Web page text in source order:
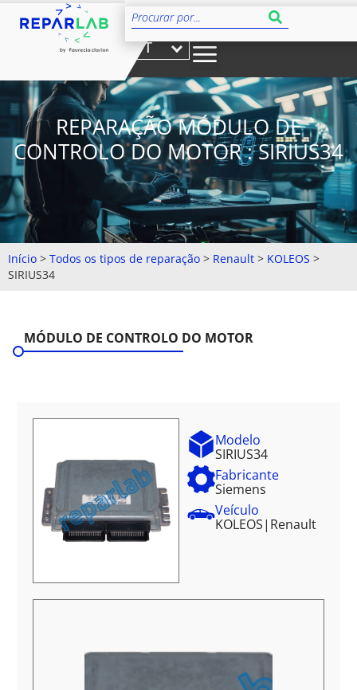
PT
REPARAÇÃO MÓDULO DE
CONTROLO DO MOTOR : SIRIUS34
Início > Todos os tipos de reparação > Renault > KOLEOS >
SIRIUS34
MÓDULO DE CONTROLO DO MOTOR
Modelo
SIRIUS34
Fabricante
Siemens
Veículo
KOLEOS| Renault